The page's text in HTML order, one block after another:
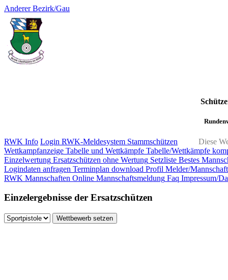
Anderer Bezirk/Gau
Diese
RWK Info Login RWK-Meldesystem Stammschützen
Wettkampfanzeige Tabelle und Wettkämpfe Tabelle/Wettkämpfe
Einzelwertung Ersatzschützen ohne Wertung Setzliste Bestes
Logindaten anfragen Terminplan download Profil Melder/
RWK Mannschaften Online Mannschaftsmeldung Faq Impressum/
Einzelergebnisse der Ersatzschützen